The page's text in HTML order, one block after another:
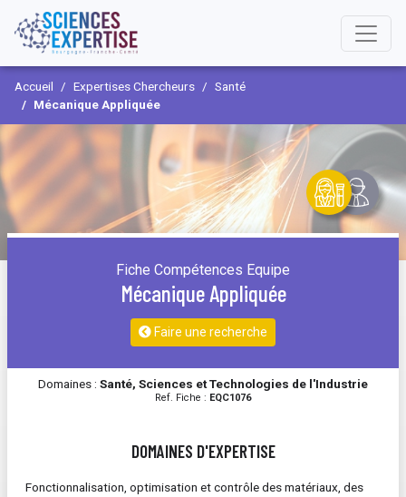
Accueil Expertises Chercheurs
Santé
Mécanique Appliquée
Fiche Compétences Equipe
Mécanique Appliquée
Faire une recherche
Domaines : Santé, Sciences et Technologies de l'Industrie
Ref. Fiche : EQC1076
DOMAINES D'EXPERTISE
Fonctionnalisation, optimisation et contrôle des matériaux, des